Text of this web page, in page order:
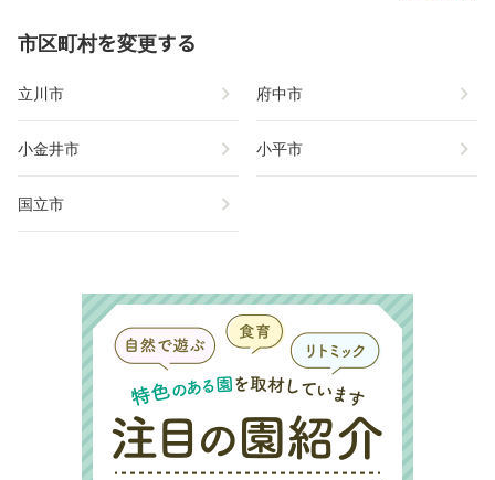
市区町村を変更する
立川市 chevron_right 府中市 chevron_right
小金井市 chevron_right 小平市 chevron_right
国立市 chevron_right